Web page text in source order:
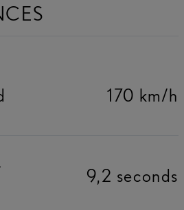
170 km/h
9,2 seconds